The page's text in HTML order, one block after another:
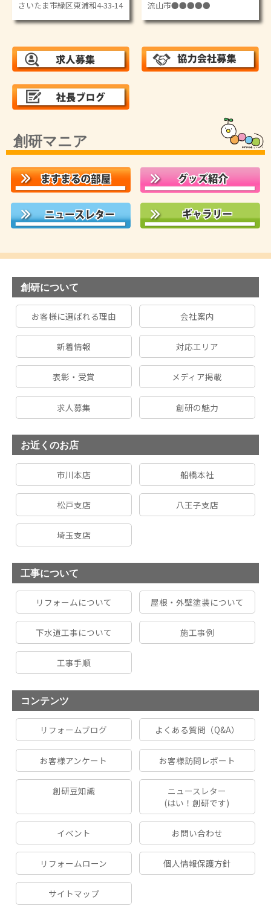
さいたま市緑区東浦和4-33-14 流山市●●●●●
創研マニア
創研について
お客様に選ばれる理由 会社案内
新着情報 対応エリア
表彰・受賞 メディア掲載
求人募集 創研の魅力
お近くのお店
市川本店 船橋本社
松戸支店 八王子支店
埼玉支店
工事について
リフォームについて 屋根・外壁塗装について
下水道工事について 施工事例
工事手順
コンテンツ
リフォームブログ よくある質問（Q&A）
お客様アンケート お客様訪問レポート
創研豆知識
ニュースレター
(はい！創研です)
イベント お問い合わせ
リフォームローン 個人情報保護方針
サイトマップ